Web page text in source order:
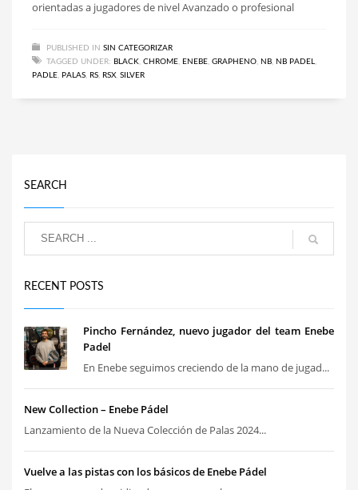
orientadas a jugadores de nivel Avanzado o profesional
PUBLISHED IN SIN CATEGORIZAR
TAGGED UNDER: BLACK CHROME ENEBE GRAPHENO NB NB PADEL
PADLE PALAS RS RSX SILVER
SEARCH
RECENT POSTS
Pincho Fernández, nuevo jugador del team Enebe
Padel
En Enebe seguimos creciendo de la mano de jugad...
New Collection – Enebe Pádel
Lanzamiento de la Nueva Colección de Palas 2024...
Vuelve a las pistas con los básicos de Enebe Pádel